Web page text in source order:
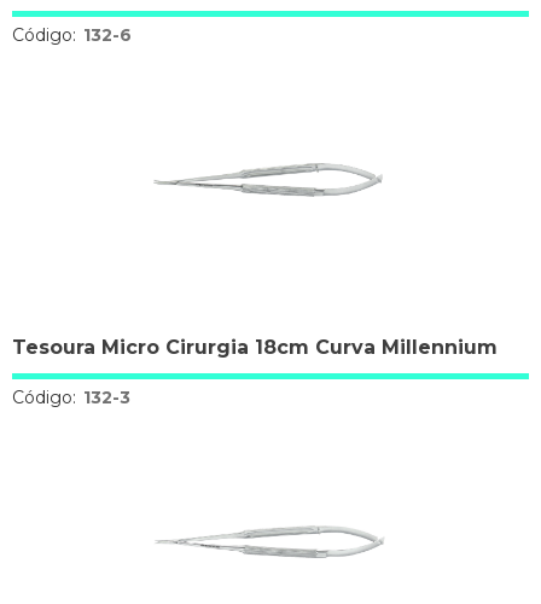
Código: 132-6
Tesoura Micro Cirurgia 18cm Curva Millennium
Código: 132-3